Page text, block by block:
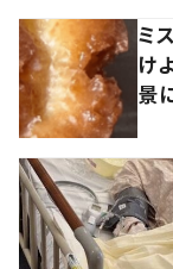
ミ
け
景